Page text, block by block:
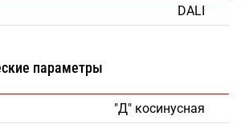
DALI
параметры
"Д" косинусная